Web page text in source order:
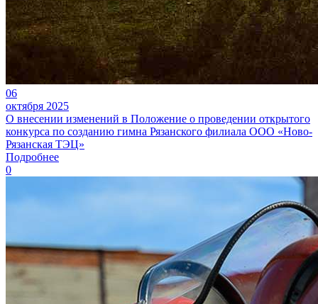
06
октября 2025
О внесении изменений в Положение о проведении открытого
конкурса по созданию гимна Рязанского филиала ООО «Ново-
Рязанская ТЭЦ»
Подробнее
0